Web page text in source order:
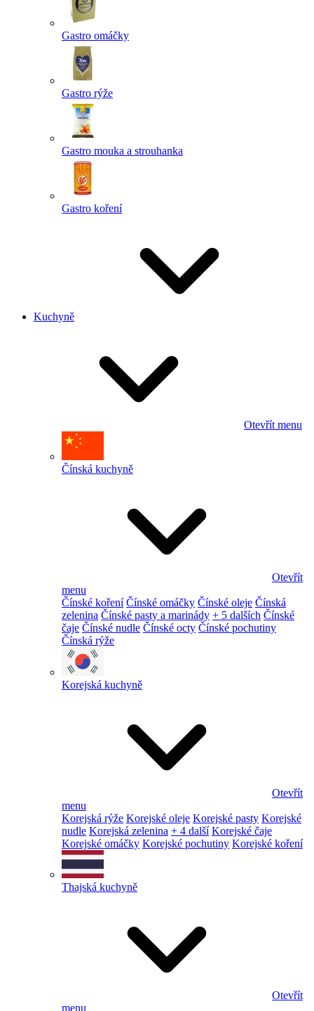
Gastro omáčky
Gastro rýže
Gastro mouka a strouhanka
Gastro koření
Kuchyně
Otevřít menu
Čínská kuchyně
Otevřít
menu
Čínské koření Čínské omáčky Čínské oleje Čínská
zelenina Čínské pasty a marinády + 5 dalších Čínské
čaje Čínské nudle Čínské octy Čínské pochutiny
Čínská rýže
Korejská kuchyně
Otevřít
menu
Korejská rýže Korejské oleje Korejské pasty Korejské
nudle Korejská zelenina + 4 další Korejské čaje
Korejské omáčky Korejské pochutiny Korejské koření
Thajská kuchyně
Otevřít
menu